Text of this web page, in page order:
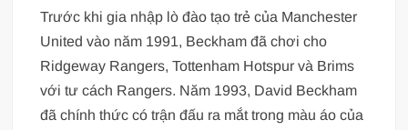
Trước khi gia nhập lò đào tạo trẻ của Manchester
United vào năm 1991, Beckham đã chơi cho
Ridgeway Rangers, Tottenham Hotspur và Brims
với tư cách Rangers. Năm 1993, David Beckham
đã chính thức có trận đấu ra mắt trong màu áo của